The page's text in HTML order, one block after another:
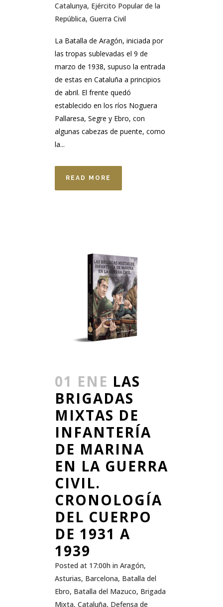
Catalunya, Ejército Popular de la
República, Guerra Civil
La Batalla de Aragón, iniciada por
las tropas sublevadas el 9 de
marzo de 1938, supuso la entrada
de estas en Cataluña a principios
de abril. El frente quedó
establecido en los ríos Noguera
Pallaresa, Segre y Ebro, con
algunas cabezas de puente, como
la...
READ MORE
01 ENE LAS
BRIGADAS
MIXTAS DE
INFANTERÍA
DE MARINA
EN LA GUERRA
CIVIL.
CRONOLOGÍA
DEL CUERPO
DE 1931 A
1939
Posted at 17:00h in Aragón,
Asturias, Barcelona, Batalla del
Ebro, Batalla del Mazuco, Brigada
Mixta, Cataluña, Defensa de